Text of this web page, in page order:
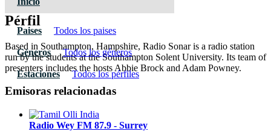
Paises Todos los paises
Géneros Todos los géneros
Estaciones Todos los pérfiles
Pérfil
Based in Southampton, Hampshire, Radio Sonar is a radio station
run by the students at the Southampton Solent University. Its team of
presenters includes the hosts Abbie Brock and Adam Powney.
Emisoras relacionadas
Radio Wey FM 87.9 - Surrey